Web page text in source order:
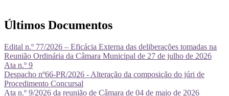
Últimos Documentos
Edital n.º 77/2026 – Eficácia Externa das deliberações tomadas na
Reunião Ordinária da Câmara Municipal de 27 de julho de 2026
Ata n.º 9
Despacho nº66-PR/2026 - Alteração da composição do júri de
Procedimento Concursal
Ata n.º 9/2026 da reunião de Câmara de 04 de maio de 2026